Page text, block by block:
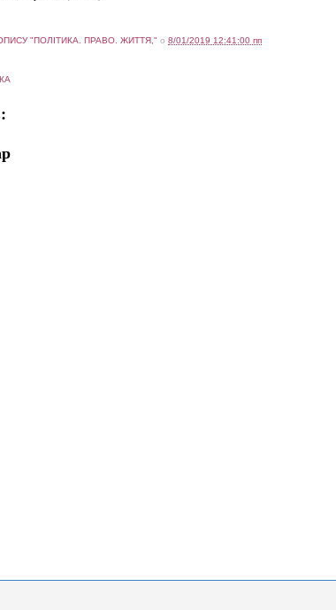
"ПОЛІТИКА. ПРАВО. ЖИТТЯ," о 8/01/2019 12:41:00 пп